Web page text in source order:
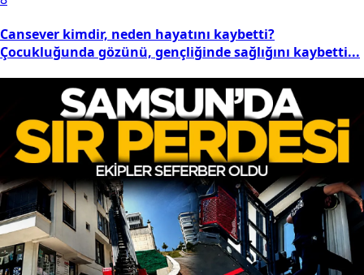
Cansever kimdir, neden hayatını kaybetti?
Çocukluğunda gözünü, gençliğinde sağlığını kaybetti...